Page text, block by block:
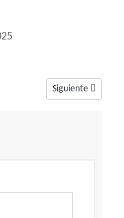
Artículo siguiente:
Siguiente